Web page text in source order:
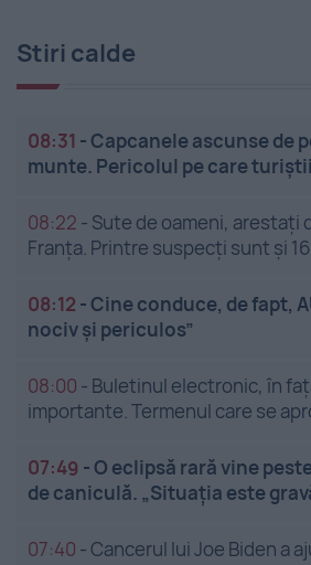
Stiri calde
08:31 -Capcanele ascunse de
munte. Pericolul pe care
08:22 - Sute de oameni, arestați
Franța. Printre suspecți sunt și
08:12 -Cine conduce, de fapt,
nociv și periculos”
08:00 - Buletinul electronic, în
importante. Termenul care se
07:49 -O eclipsă rară vine
de caniculă. „Situația este
07:40 -Cancerul lui Joe Biden a